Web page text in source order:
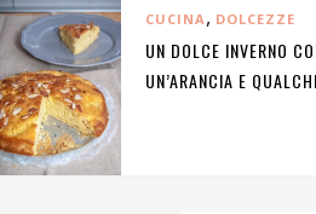
CUCINA , DOLCEZZE
UN DOLCE INVERNO
UN’ARANCIA E